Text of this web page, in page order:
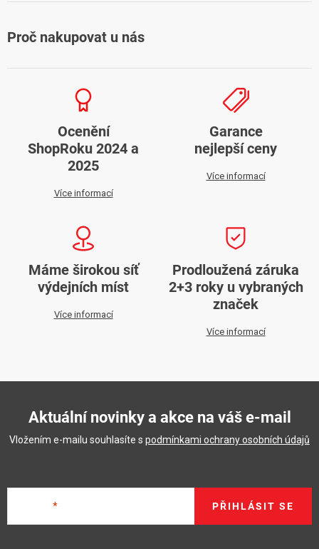
Proč nakupovat u nás
Ocenění
ShopRoku 2024 a
2025
Více informací
Garance
nejlepší ceny
Více informací
Máme širokou síť
výdejních míst
Více informací
Prodloužená záruka
2+3 roky u vybraných
značek
Více informací
Aktuální novinky a akce na váš e-mail
Vložením e-mailu souhlasíte s podmínkami ochrany osobních údajů
PŘIHLÁSIT SE